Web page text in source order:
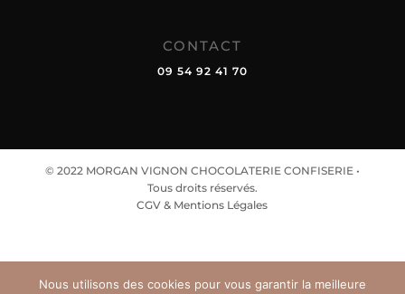
CONTACT
09 54 92 41 70
© 2022 MORGAN VIGNON CHOCOLATERIE CONFISERIE •
Tous droits réservés.
CGV & Mentions Légales
Nous utilisons des cookies pour vous garantir la meilleure